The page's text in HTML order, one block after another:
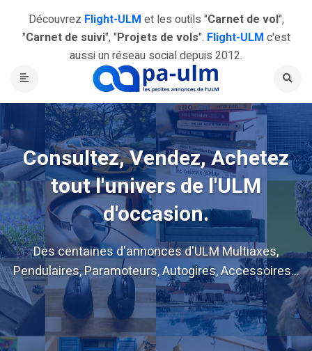
Découvrez Flight-ULM et les outils "Carnet de vol",
"Carnet de suivi", "Projets de vols". Flight-ULM c'est
aussi un réseau social depuis 2012.
Consultez, Vendez, Achetez
tout l'univers de l'ULM
d'occasion.
Des centaines d'annonces d'ULM Multiaxes,
Pendulaires, Paramoteurs, Autogires, Accessoires...